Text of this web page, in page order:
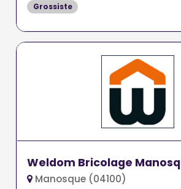
Grossiste
Weldom Bricolage
Manosque (04100)